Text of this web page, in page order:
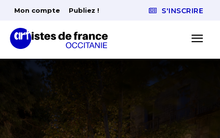
Mon compte Publiez ! S'INSCRIRE